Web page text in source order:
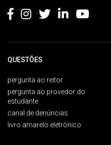
QUESTÕES
pergunta ao reitor
pergunta ao provedor do
estudante
canal de denúncias
livro amarelo eletrónico